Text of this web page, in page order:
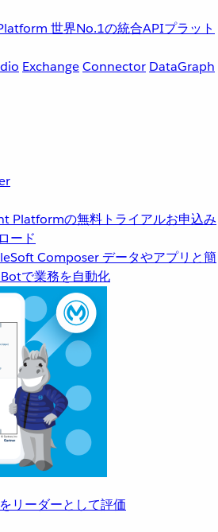
世界No.1の統合APIプラット
ExchangeConnector DataGraph
Platformの無料トライアルお申込み
ード
Composer データやアプリと簡
Botで業務を自動化
リーダーとして評価